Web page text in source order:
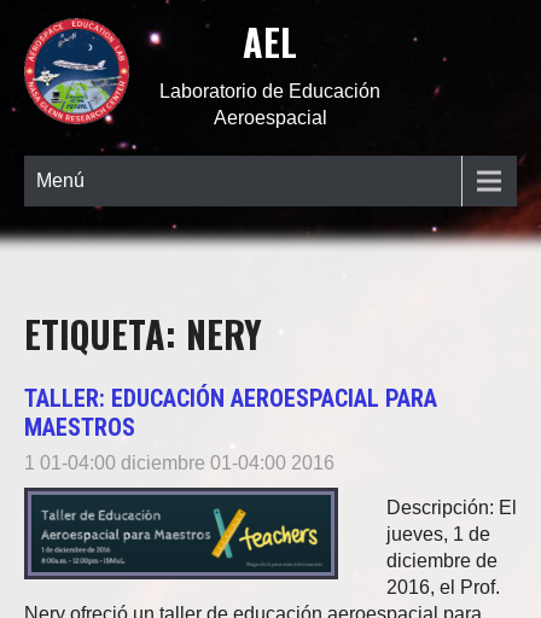
AEL
Laboratorio de Educación
Aeroespacial
Menú
ETIQUETA: NERY
TALLER: EDUCACIÓN AEROESPACIAL PARA
MAESTROS
1 01-04:00 diciembre 01-04:00 2016
Descripción: El
jueves, 1 de
diciembre de
2016, el Prof.
Nery ofreció un taller de educación aeroespacial para